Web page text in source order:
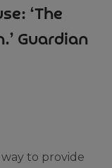
‘The
Guardian
to provide